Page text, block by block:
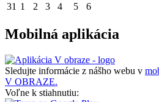
31 1 2 3 4 5 6
Mobilná aplikácia
Sledujte informácie z nášho webu v
V OBRAZE.
Voľne k stiahnutiu: